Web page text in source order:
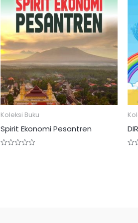
Koleksi Buku
Spirit Ekonomi Pesantren